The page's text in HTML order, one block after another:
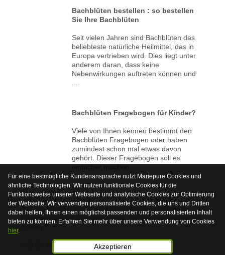
Bachblüten bestellen : so bestellen
Sie Ihre Bachblüten
Seit vielen Jahren sind Bachblüten das
beliebteste natürliche Heilmittel, das in
Europa vertrieben wird. Dies liegt unter
anderem daran, dass keine
Nebenwirkungen auftreten können und
Bachblüten Fragebogen für Kinder?
Viele von Ihnen kennen bestimmt den
Bachblüten Fragebogen oder haben
zumindest schon mal etwas davon
gehört. Dieser Fragebogen soll es
einfacher machen, ....
Bachblüten sind kein Medikament sondern harmlose
Pflanzenextrakte, die man nimmt, um die Gesundheit zu
© 2026 Mariepure - WebdesignPubli4u
Für eine bestmögliche Kundenansprache nutzt Mariepure Cookies und
ähnliche Technologien. Wir nutzen funktionale Cookies für die
Funktionsweise unserer Webseite und analytische Cookies zur Optimierung
der Webseite. Wir verwenden personalisierte Cookies, die uns und Dritten
dabei helfen, Ihnen einen möglichst passenden und personalisierten Inhalt
bieten zu können. Erfahren Sie mehr über unsere Verwendung von Cookies
hier.
Akzeptieren